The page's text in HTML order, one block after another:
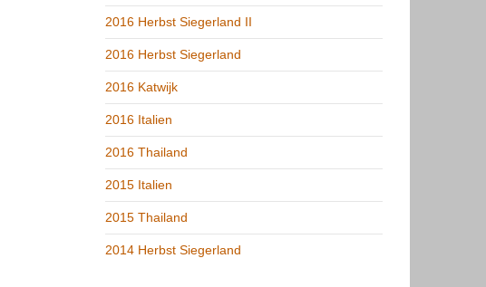
2016 Herbst Siegerland II
2016 Herbst Siegerland
2016 Katwijk
2016 Italien
2016 Thailand
2015 Italien
2015 Thailand
2014 Herbst Siegerland